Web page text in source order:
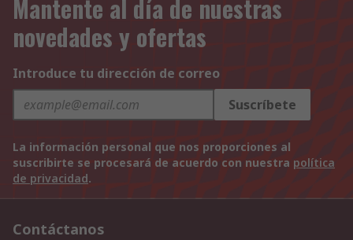
Mantente al día de nuestras
novedades y ofertas
Introduce tu dirección de correo
Suscríbete
La información personal que nos proporciones al
suscribirte se procesará de acuerdo con nuestra política
de privacidad.
Contáctanos